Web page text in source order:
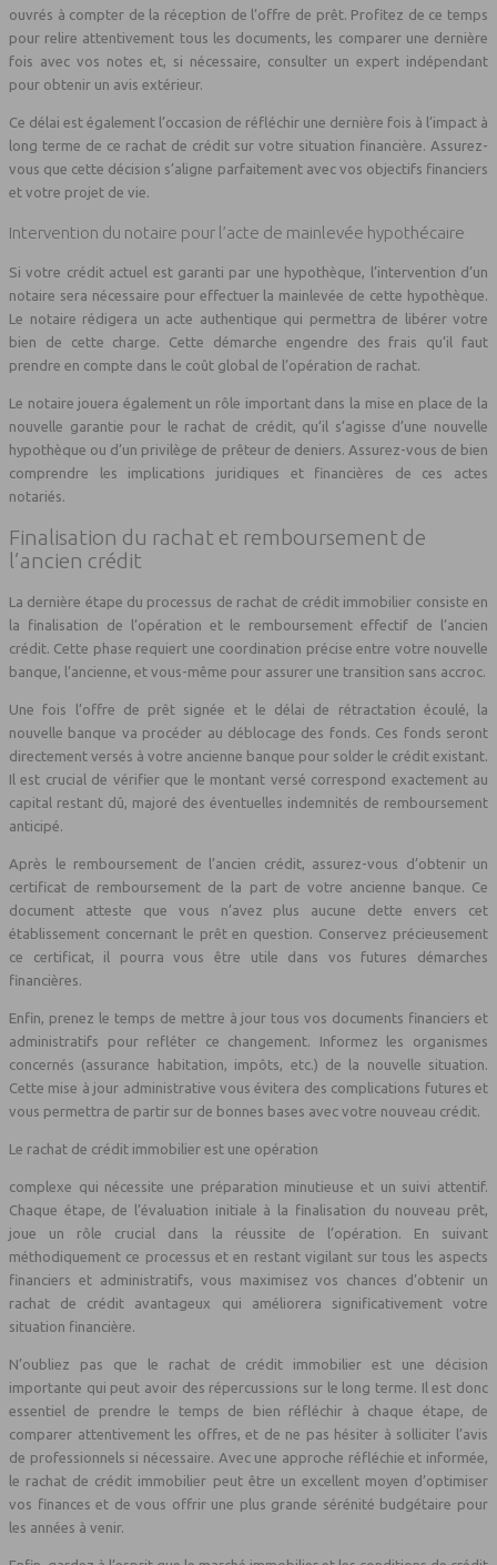
ouvrés à compter de la réception de l’offre de prêt. Profitez de ce temps
pour relire attentivement tous les documents, les comparer une dernière
fois avec vos notes et, si nécessaire, consulter un expert indépendant
pour obtenir un avis extérieur.
Ce délai est également l’occasion de réfléchir une dernière fois à l’impact à
long terme de ce rachat de crédit sur votre situation financière. Assurez-
vous que cette décision s’aligne parfaitement avec vos objectifs financiers
et votre projet de vie.
Intervention du notaire pour l’acte de mainlevée hypothécaire
Si votre crédit actuel est garanti par une hypothèque, l’intervention d’un
notaire sera nécessaire pour effectuer la mainlevée de cette hypothèque.
Le notaire rédigera un acte authentique qui permettra de libérer votre
bien de cette charge. Cette démarche engendre des frais qu’il faut
prendre en compte dans le coût global de l’opération de rachat.
Le notaire jouera également un rôle important dans la mise en place de la
nouvelle garantie pour le rachat de crédit, qu’il s’agisse d’une nouvelle
hypothèque ou d’un privilège de prêteur de deniers. Assurez-vous de bien
comprendre les implications juridiques et financières de ces actes
notariés.
Finalisation du rachat et remboursement de
l’ancien crédit
La dernière étape du processus de rachat de crédit immobilier consiste en
la finalisation de l’opération et le remboursement effectif de l’ancien
crédit. Cette phase requiert une coordination précise entre votre nouvelle
banque, l’ancienne, et vous-même pour assurer une transition sans accroc.
Une fois l’offre de prêt signée et le délai de rétractation écoulé, la
nouvelle banque va procéder au déblocage des fonds. Ces fonds seront
directement versés à votre ancienne banque pour solder le crédit existant.
Il est crucial de vérifier que le montant versé correspond exactement au
capital restant dû, majoré des éventuelles indemnités de remboursement
anticipé.
Après le remboursement de l’ancien crédit, assurez-vous d’obtenir un
certificat de remboursement de la part de votre ancienne banque. Ce
document atteste que vous n’avez plus aucune dette envers cet
établissement concernant le prêt en question. Conservez précieusement
ce certificat, il pourra vous être utile dans vos futures démarches
financières.
Enfin, prenez le temps de mettre à jour tous vos documents financiers et
administratifs pour refléter ce changement. Informez les organismes
concernés (assurance habitation, impôts, etc.) de la nouvelle situation.
Cette mise à jour administrative vous évitera des complications futures et
vous permettra de partir sur de bonnes bases avec votre nouveau crédit.
Le rachat de crédit immobilier est une opération
complexe qui nécessite une préparation minutieuse et un suivi attentif.
Chaque étape, de l’évaluation initiale à la finalisation du nouveau prêt,
joue un rôle crucial dans la réussite de l’opération. En suivant
méthodiquement ce processus et en restant vigilant sur tous les aspects
financiers et administratifs, vous maximisez vos chances d’obtenir un
rachat de crédit avantageux qui améliorera significativement votre
situation financière.
N’oubliez pas que le rachat de crédit immobilier est une décision
importante qui peut avoir des répercussions sur le long terme. Il est donc
essentiel de prendre le temps de bien réfléchir à chaque étape, de
comparer attentivement les offres, et de ne pas hésiter à solliciter l’avis
de professionnels si nécessaire. Avec une approche réfléchie et informée,
le rachat de crédit immobilier peut être un excellent moyen d’optimiser
vos finances et de vous offrir une plus grande sérénité budgétaire pour
les années à venir.